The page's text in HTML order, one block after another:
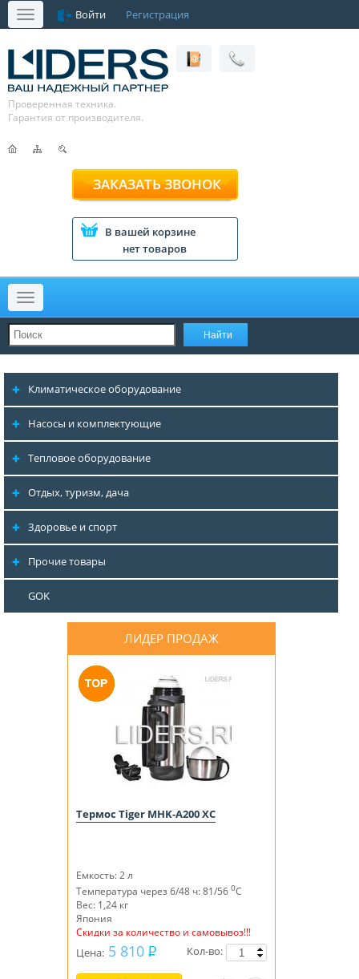
Меню Войти Регистрация
Проверенная техника.
Гарантия от производителя.
ЗАКАЗАТЬ ЗВОНОК
В вашей корзине
нет товаров
Меню
Климатическое оборудование
Насосы и комплектующие
Тепловое оборудование
Отдых, туризм, дача
Здоровье и спорт
Прочие товары
GOK
ЛИДЕР ПРОДАЖ
Термос Tiger MHK-A200 ХС
Емкость: 2 л
Температура через 6/48 ч: 81/56 0С
Вес: 1,24 кг
Япония
Скидки за количество и самовывоз!!!
Цена: 5 810
Кол-во: